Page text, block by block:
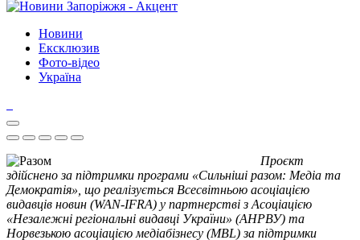
Новини
Ексклюзив
Фото-відео
Україна
Проєкт
здійснено за підтримки програми «Сильніші разом: Медіа та
Демократія», що реалізується Всесвітньою асоціацією
видавців новин (WAN-IFRA) у партнерстві з Асоціацією
«Незалежні регіональні видавці України» (АНРВУ) та
Норвезькою асоціацією медіабізнесу (MBL) за підтримки